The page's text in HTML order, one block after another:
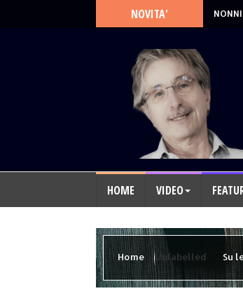
NOVITA'
HOME VIDEO
Home Unlabelled Su